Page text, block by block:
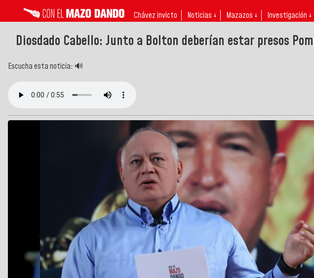
Chávez invicto Noticias ↓ Mazazos ↓ Investigación ↓
Diosdado Cabello: Junto a Bolton deberían estar presos
Escucha esta noticia: 🔊